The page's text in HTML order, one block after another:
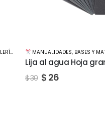
MANUALIDADES, BASES Y
Lija al agua Hoja
$60 $ 51